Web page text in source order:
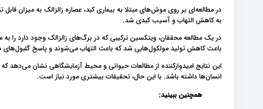
در مطالعه‌ای بر روی موش‌های مبتلا به بیماری کبد، عصاره زالزالک به میزان
به کاهش التهاب و آسیب کبدی شد.
در یک مطالعه محققان، ویتکسین ترکیبی که در برگ‌های زالزالک وجود دارد را
باعث کاهش تولید مولکول‌هایی شد که باعث التهاب می‌شوند و پاسخ گلبول‌های
این نتایج امیدوارکننده از مطالعات حیوانی و محیط آزمایشگاهی نشان می‌دهد
انسان‌ها داشته باشد. با این حال، تحقیقات بیشتری مورد نیاز است.
همچنین ببینید: